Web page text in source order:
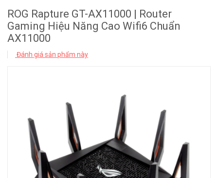
ROG Rapture GT-AX11000 | Router
Gaming Hiệu Năng Cao Wifi6 Chuẩn
AX11000
Đánh giá sản phẩm này